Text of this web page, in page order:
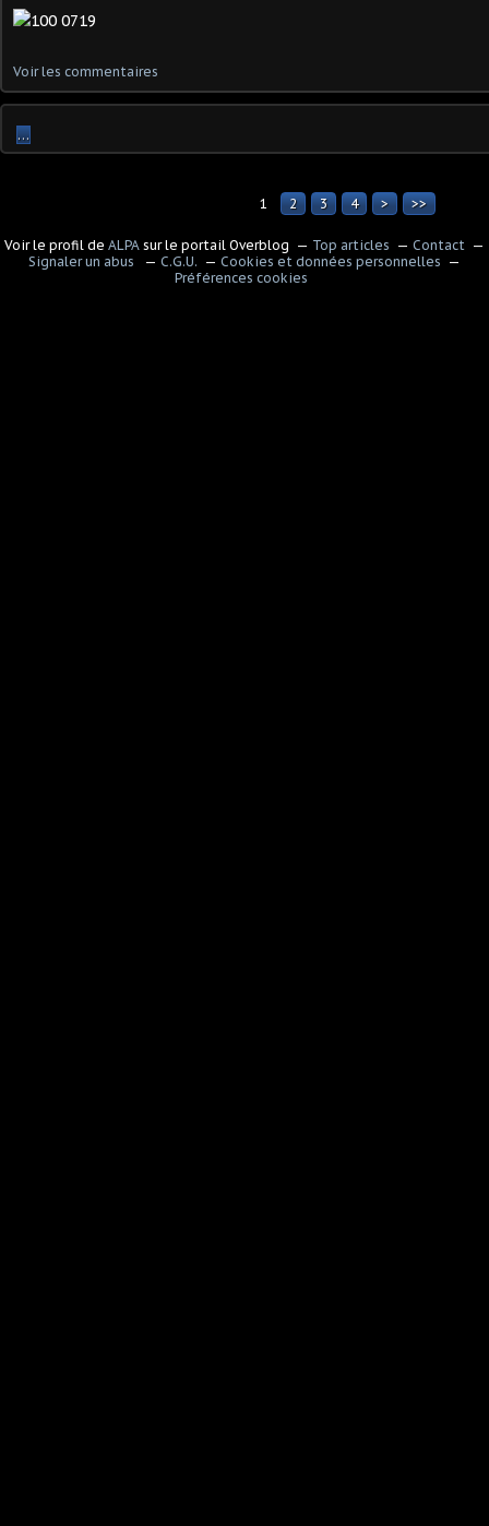
Voir les commentaires
…
1 2 3 4 > >>
Voir le profil de ALPA sur le portail Overblog Top articles
Contact
Signaler un abus
C.G.U.
Cookies et données personnelles
Préférences cookies